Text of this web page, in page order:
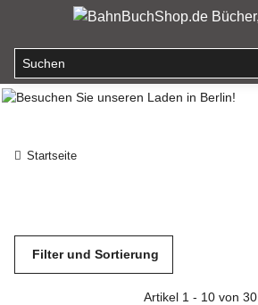
Startseite
Filter und Sortierung
Artikel 1 - 10 von 30